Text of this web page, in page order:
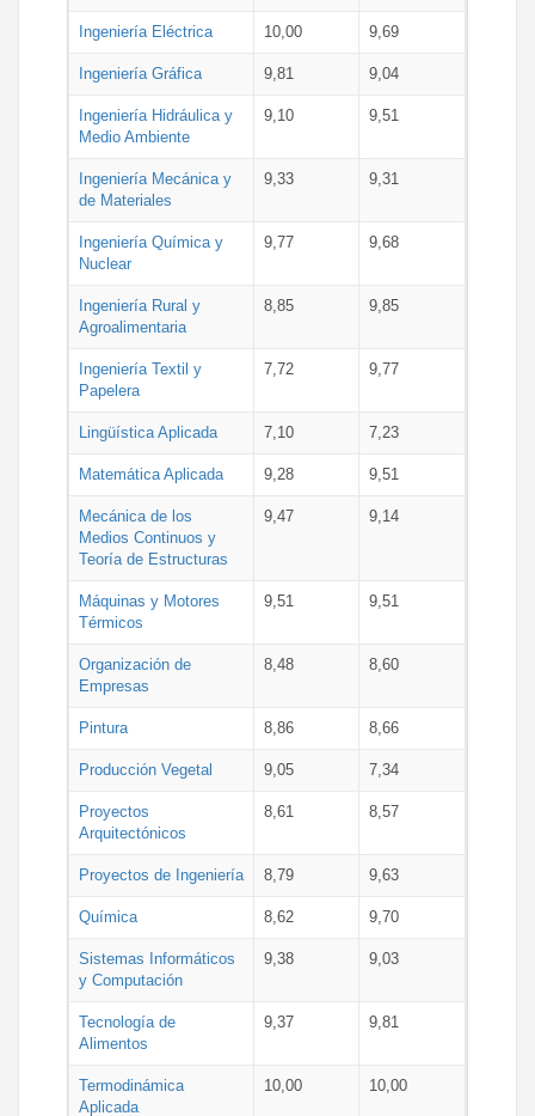
Ingeniería Eléctrica 10,00 9,69
Ingeniería Gráfica 9,81 9,04
Ingeniería Hidráulica y
Medio Ambiente
9,10 9,51
Ingeniería Mecánica y
de Materiales
9,33 9,31
Ingeniería Química y
Nuclear
9,77 9,68
Ingeniería Rural y
Agroalimentaria
8,85 9,85
Ingeniería Textil y
Papelera
7,72 9,77
Lingüística Aplicada 7,10 7,23
Matemática Aplicada 9,28 9,51
Mecánica de los
Medios Continuos y
Teoría de Estructuras
9,47 9,14
Máquinas y Motores
Térmicos
9,51 9,51
Organización de
Empresas
8,48 8,60
Pintura 8,86 8,66
Producción Vegetal 9,05 7,34
Proyectos
Arquitectónicos
8,61 8,57
Proyectos de Ingeniería 8,79 9,63
Química 8,62 9,70
Sistemas Informáticos
y Computación
9,38 9,03
Tecnología de
Alimentos
9,37 9,81
Termodinámica
Aplicada
10,00 10,00